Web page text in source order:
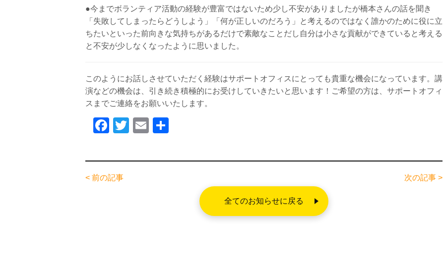
●今までボランティア活動の経験が豊富ではないため少し不安がありましたが橋本さんの話を聞き
「失敗してし まったらどうしよう」「何が正しいのだろう」と考えるのではなく誰かのために役に⽴
ちたいといった前向きな気持ちがあるだけで素敵なことだし⾃分は⼩さな貢献ができていると考える
と不安が少しなくなったように思いました。
このようにお話しさせていただく経験はサポートオフィスにとっても貴重な機会になっています。講
演などの機会は、引き続き積極的にお受けしていきたいと思います！ご希望の方は、サポートオフィ
スまでご連絡をお願いいたします。
F
c
e
T
tt
E
ail
< 前の記事 次の記事 >
全てのお知らせに戻る